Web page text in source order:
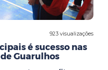
923 visualizações
é sucesso nas
Guarulhos